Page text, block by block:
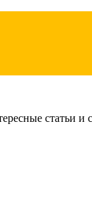
статьи